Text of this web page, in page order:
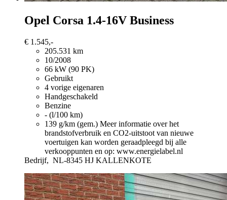
Opel Corsa 1.4-16V Business
€ 1.545,-
205.531 km
10/2008
66 kW (90 PK)
Gebruikt
4 vorige eigenaren
Handgeschakeld
Benzine
- (l/100 km)
139 g/km (gem.) Meer informatie over het
brandstofverbruik en CO2-uitstoot van nieuwe
voertuigen kan worden geraadpleegd bij alle
verkooppunten en op: www.energielabel.nl
Bedrijf, NL-8345 HJ KALLENKOTE